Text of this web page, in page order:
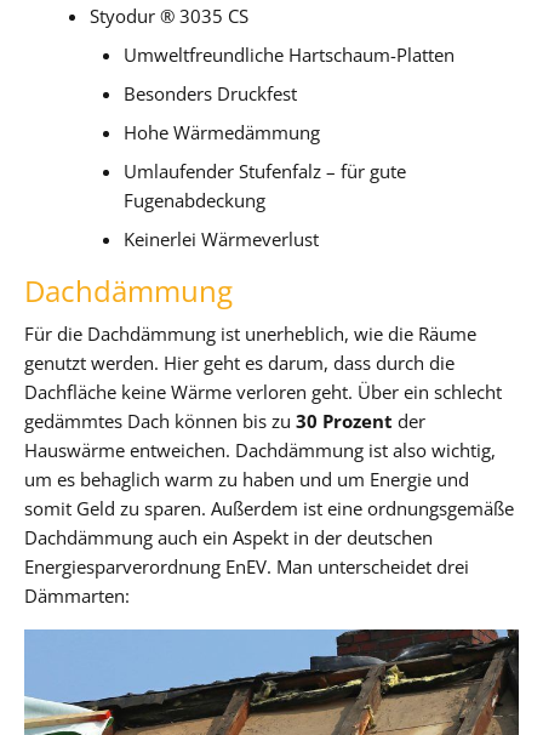
Styodur ® 3035 CS
Umweltfreundliche Hartschaum-Platten
Besonders Druckfest
Hohe Wärmedämmung
Umlaufender Stufenfalz – für gute
Fugenabdeckung
Keinerlei Wärmeverlust
Dachdämmung
Für die Dachdämmung ist unerheblich, wie die Räume
genutzt werden. Hier geht es darum, dass durch die
Dachfläche keine Wärme verloren geht. Über ein schlecht
gedämmtes Dach können bis zu 30 Prozent der
Hauswärme entweichen. Dachdämmung ist also wichtig,
um es behaglich warm zu haben und um Energie und
somit Geld zu sparen. Außerdem ist eine ordnungsgemäße
Dachdämmung auch ein Aspekt in der deutschen
Energiesparverordnung EnEV. Man unterscheidet drei
Dämmarten: